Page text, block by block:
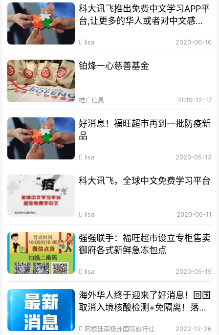
科大讯飞推出免费中文学习APP平
台,让更多的华人或者对中文感兴
lisa 2020-06-16
铂烽一心慈善基金
推广信息 2019-12-17
好消息！福旺超市再到一批防疫新
品
lisa 2020-05-13
科大讯飞，全球中文免费学习平台
lisa 2020-06-11
强强联手：福旺超市设立专柜售卖
御府各式新鲜急冻包点
lisa 2020-05-15
海外华人终于迎来了好消息！回国
取消入境核酸检测+免隔离！落地
阿根廷南极洲国际旅行社 2022-12-26